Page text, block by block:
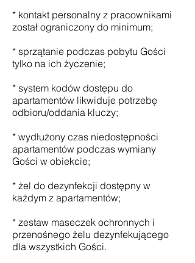
* kontakt personalny z pracownikami
został ograniczony do minimum;
* sprzątanie podczas pobytu Gości
tylko na ich życzenie;
* system kodów dostępu do
apartamentów likwiduje potrzebę
odbioru/oddania kluczy;
* wydłużony czas niedostępności
apartamentów podczas wymiany
Gości w obiekcie;
* żel do dezynfekcji dostępny w
każdym z apartamentów;
* zestaw maseczek ochronnych i
przenośnego żelu dezynfekującego
dla wszystkich Gości.